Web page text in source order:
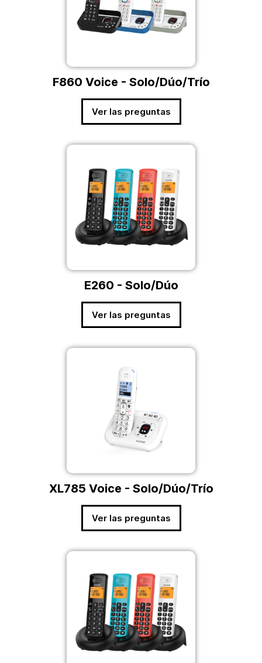
F860 Voice - Solo/Dúo/Trío
Ver las preguntas
E260 - Solo/Dúo
Ver las preguntas
XL785 Voice - Solo/Dúo/Trío
Ver las preguntas